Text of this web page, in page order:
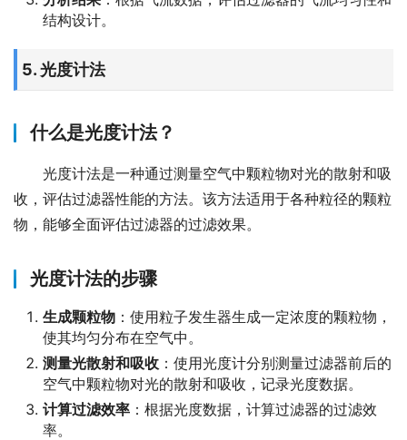
结构设计。
5. 光度计法
什么是光度计法？
光度计法是一种通过测量空气中颗粒物对光的散射和吸
收，评估过滤器性能的方法。该方法适用于各种粒径的颗粒
物，能够全面评估过滤器的过滤效果。
光度计法的步骤
生成颗粒物 ：使用粒子发生器生成一定浓度的颗粒物，
使其均匀分布在空气中。
测量光散射和吸收 ：使用光度计分别测量过滤器前后的
空气中颗粒物对光的散射和吸收，记录光度数据。
计算过滤效率 ：根据光度数据，计算过滤器的过滤效
率。